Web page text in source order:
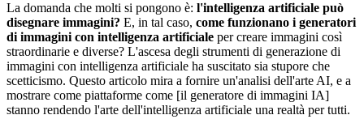
La domanda che molti si pongono è: l'intelligenza artificiale può
disegnare immagini? E, in tal caso, come funzionano i generatori
di immagini con intelligenza artificiale per creare immagini così
straordinarie e diverse? L'ascesa degli strumenti di generazione di
immagini con intelligenza artificiale ha suscitato sia stupore che
scetticismo. Questo articolo mira a fornire un'analisi dell'arte AI, e a
mostrare come piattaforme come [il generatore di immagini IA]
stanno rendendo l'arte dell'intelligenza artificiale una realtà per tutti.